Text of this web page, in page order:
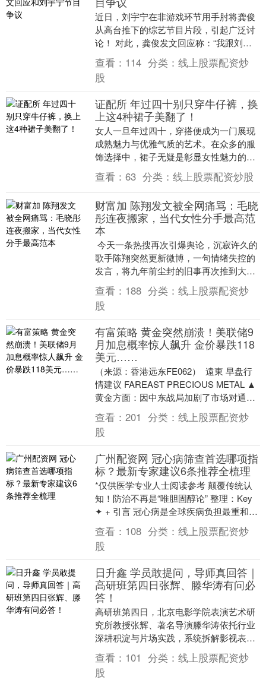
近日，刘宇宁在非游戏环节用手肘将龚俊
从高台推下的综艺节目片段，引起广泛讨
论！ 对此，龚俊发文回应称：“我跟刘哥
的私下关系非常好，都是好朋友，很好的
好朋友。” 1....
查看： 114 分类： 线上股票配资炒
股
证配所 年过四十别只穿牛仔裤，换
上这4种裙子美翻了！
女人一旦年过四十，穿搭便成为一门展现
成熟魅力与优雅气质的艺术。在众多的服
饰选择中，裙子无疑是彰显女性魅力的绝
佳单品。别再局限于牛仔裤的舒适与随
性，尝试以下这 4....
查看： 63 分类： 线上股票配资炒股
财富加 陈翔发文被全网痛骂：毛晓
彤连夜搬家，当代女性分手最高范
本
今天一条热搜再次引爆舆论，沉寂许久的
歌手陈翔突然更新微博，一句情绪失控的
发言，将九年前尘封的旧事再次推到大众
面前。他写下“收了钱骂我的臭垃圾们，慢
慢来，人生都....
查看： 188 分类： 线上股票配资炒
股
有富策略 黄金突然崩溃！美联储9
月加息概率惊人飙升 金价暴跌118
美元……
（来源：香港远东FE062） 遠東 早盘行
情建议 FAREAST PRECIOUS METAL ▲
黄金方面：因中东战局加剧了市场对通胀
反弹以及美联储或“更高更....
查看： 201 分类： 线上股票配资炒
股
广州配资网 冠心病筛查首选哪项指
标？最新专家建议6条推荐全梳理
*仅供医学专业人士阅读参考 颠覆传统认
知！防治不再是“唯胆固醇论” 整理：Key
✦ + 引言 冠心病是全球疾病负担最重和导
致死亡的主要原因之一。尽管在积极降
脂....
查看： 108 分类： 线上股票配资炒
股
日升鑫 学员敢提问，导师真回答｜
高研班第四日张辉、滕华涛有问必
答！
高研班第四日，北京电影学院表演艺术研
究所教授张辉、著名导演滕华涛依托行业
深耕积淀与片场实践，系统拆解影视表
演、导演的常见认知误区与实操难点。本
期高研班学员组成多....
查看： 101 分类： 线上股票配资炒
股